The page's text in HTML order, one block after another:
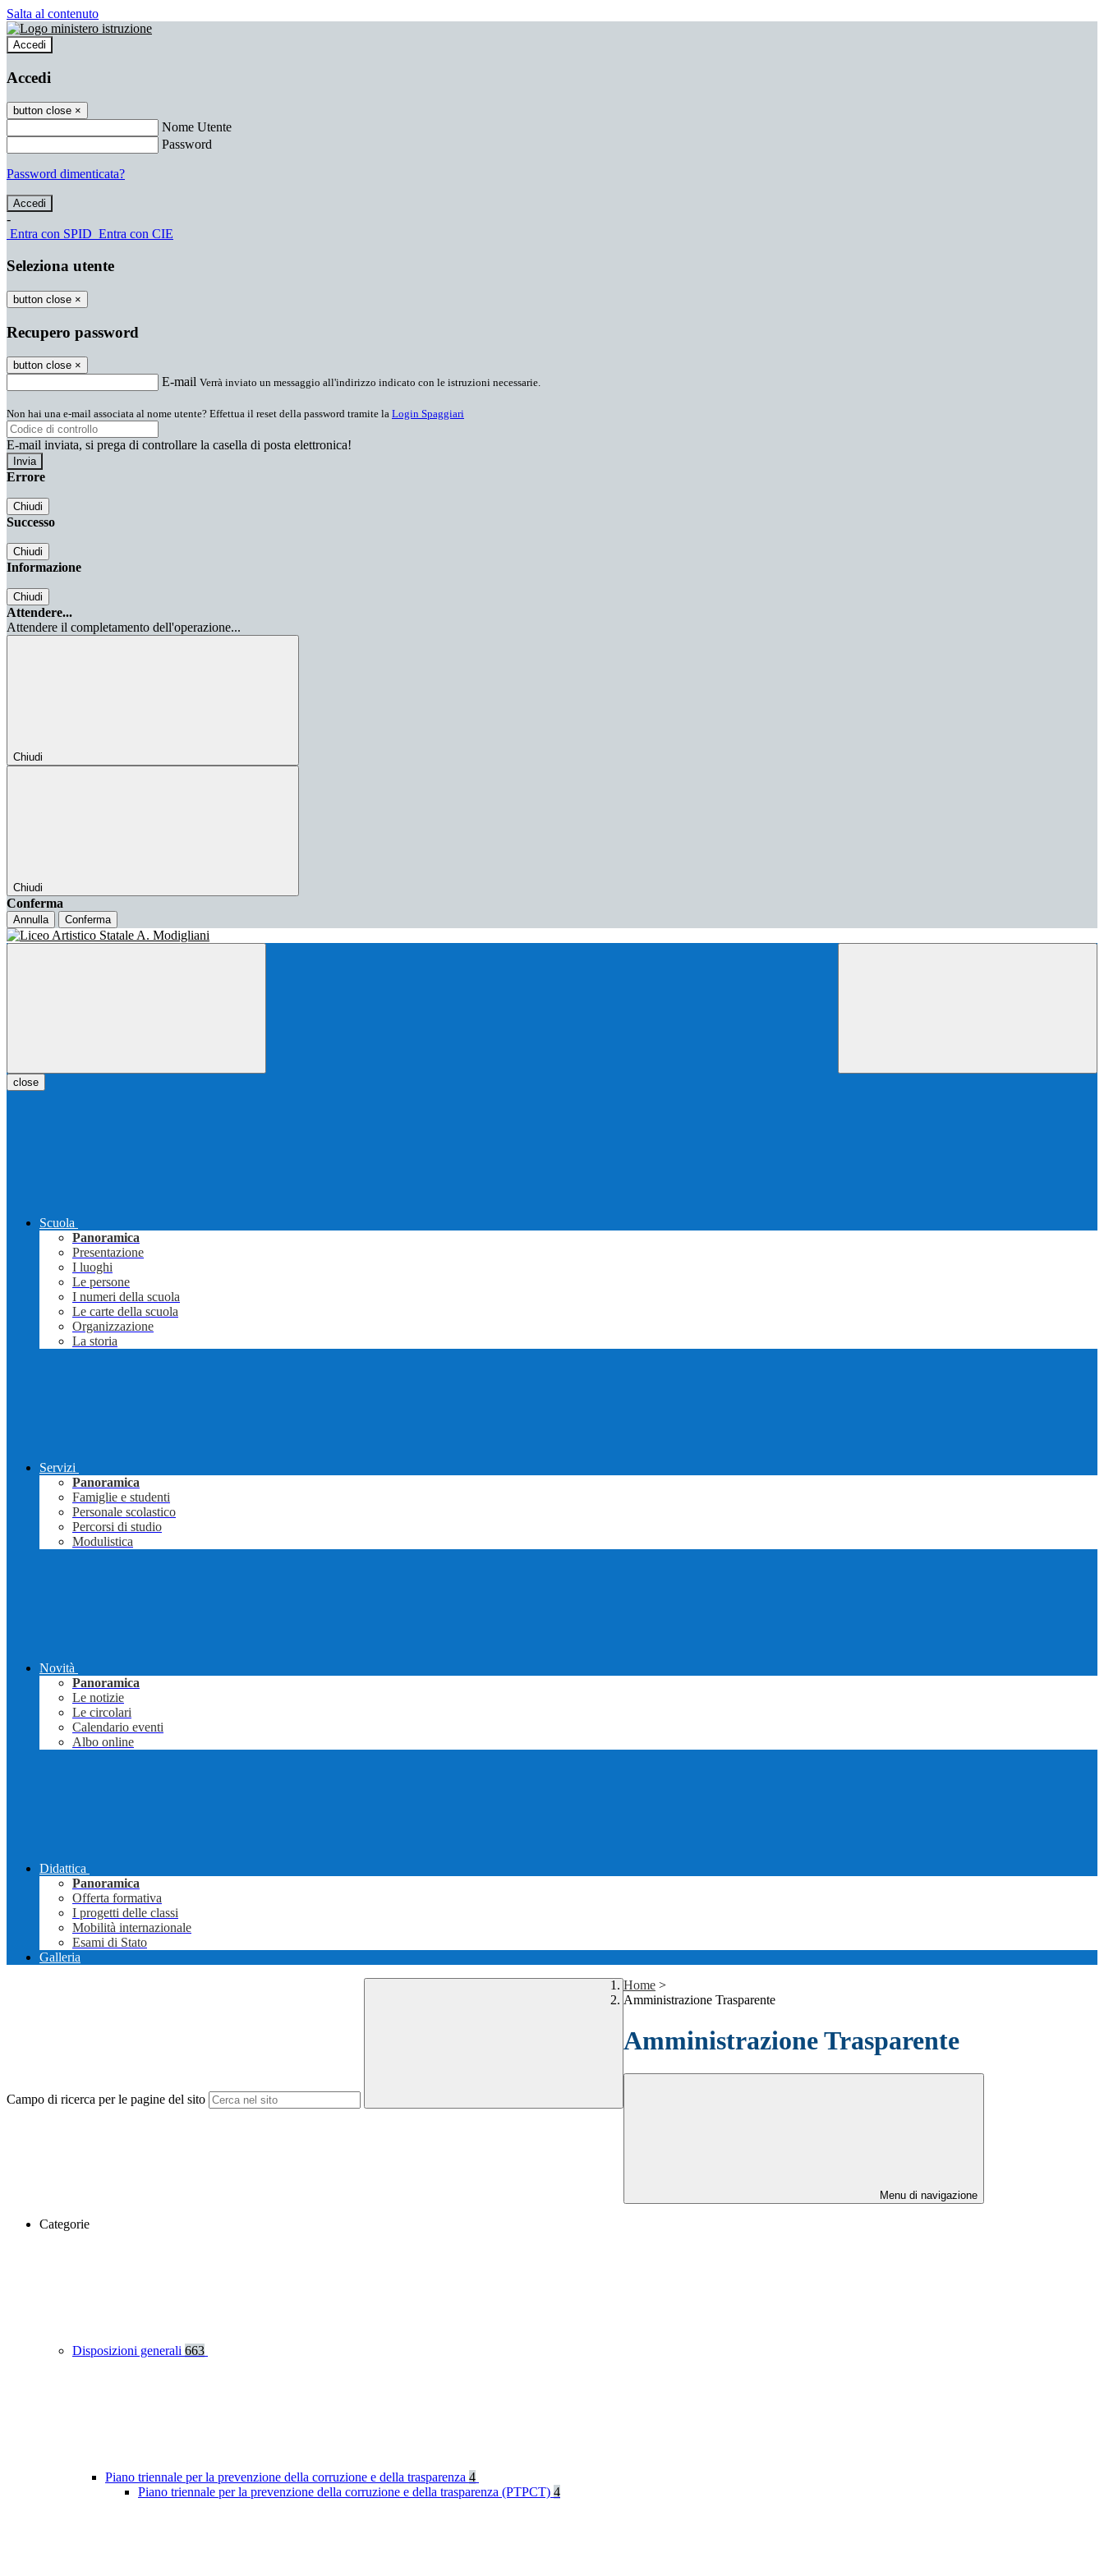
Salta al contenuto
Accedi
Accedi
button close ×
Nome Utente
Password
Password dimenticata?
-
Entra con SPID Entra con CIE
Seleziona utente
button close ×
Recupero password
button close ×
E-mail Verrà inviato un messaggio all'indirizzo indicato con le istruzioni necessarie.
Non hai una e-mail associata al nome utente? Effettua il reset della password tramite la Login Spaggiari
E-mail inviata, si prega di controllare la casella di posta elettronica!
Errore
Chiudi
Successo
Chiudi
Informazione
Chiudi
Attendere...
Attendere il completamento dell'operazione...
Chiudi
Chiudi
Conferma
Annulla Conferma
close
Scuola
Panoramica
Presentazione
I luoghi
Le persone
I numeri della scuola
Le carte della scuola
Organizzazione
La storia
Servizi
Panoramica
Famiglie e studenti
Personale scolastico
Percorsi di studio
Modulistica
Novità
Panoramica
Le notizie
Le circolari
Calendario eventi
Albo online
Didattica
Panoramica
Offerta formativa
I progetti delle classi
Mobilità internazionale
Esami di Stato
Galleria
Campo di ricerca per le pagine del sito
Home >
Amministrazione Trasparente
Amministrazione Trasparente
Menu di navigazione
Categorie
Disposizioni generali 663
Piano triennale per la prevenzione della corruzione e della trasparenza 4
Piano triennale per la prevenzione della corruzione e della trasparenza (PTPCT) 4